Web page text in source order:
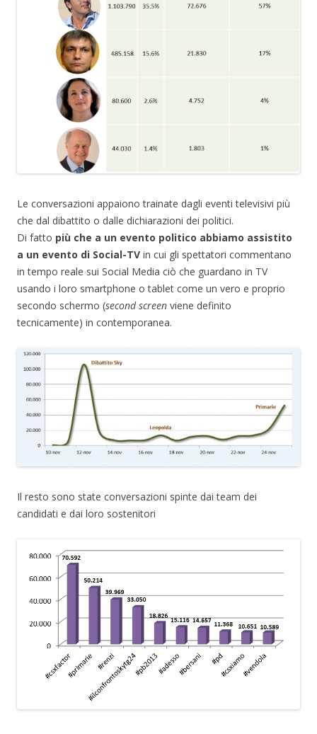
Le conversazioni appaiono trainate dagli eventi televisivi più
che dal dibattito o dalle dichiarazioni dei politici.
Di fatto più che a un evento politico abbiamo assistito
a un evento di Social-TV in cui gli spettatori commentano
in tempo reale sui Social Media ciò che guardano in TV
usando i loro smartphone o tablet come un vero e proprio
secondo schermo (second screen viene definito
tecnicamente) in contemporanea.
Il resto sono state conversazioni spinte dai team dei
candidati e dai loro sostenitori